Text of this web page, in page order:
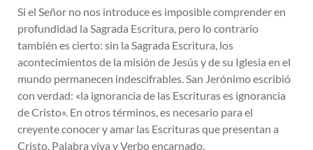
Si el Señor no nos introduce es imposible comprender en
profundidad la Sagrada Escritura, pero lo contrario
también es cierto: sin la Sagrada Escritura, los
acontecimientos de la misión de Jesús y de su Iglesia en el
mundo permanecen indescifrables. San Jerónimo escribió
con verdad: «la ignorancia de las Escrituras es ignorancia
de Cristo». En otros términos, es necesario para el
creyente conocer y amar las Escrituras que presentan a
Cristo, Palabra viva y Verbo encarnado.